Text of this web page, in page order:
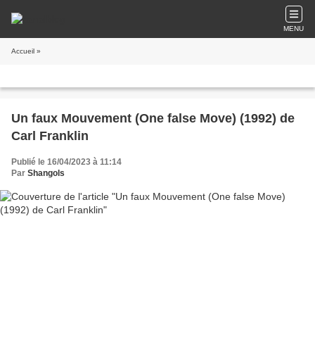
MENU
Accueil »
Un faux Mouvement (One false Move) (1992) de
Carl Franklin
Publié le 16/04/2023 à 11:14
Par Shangols